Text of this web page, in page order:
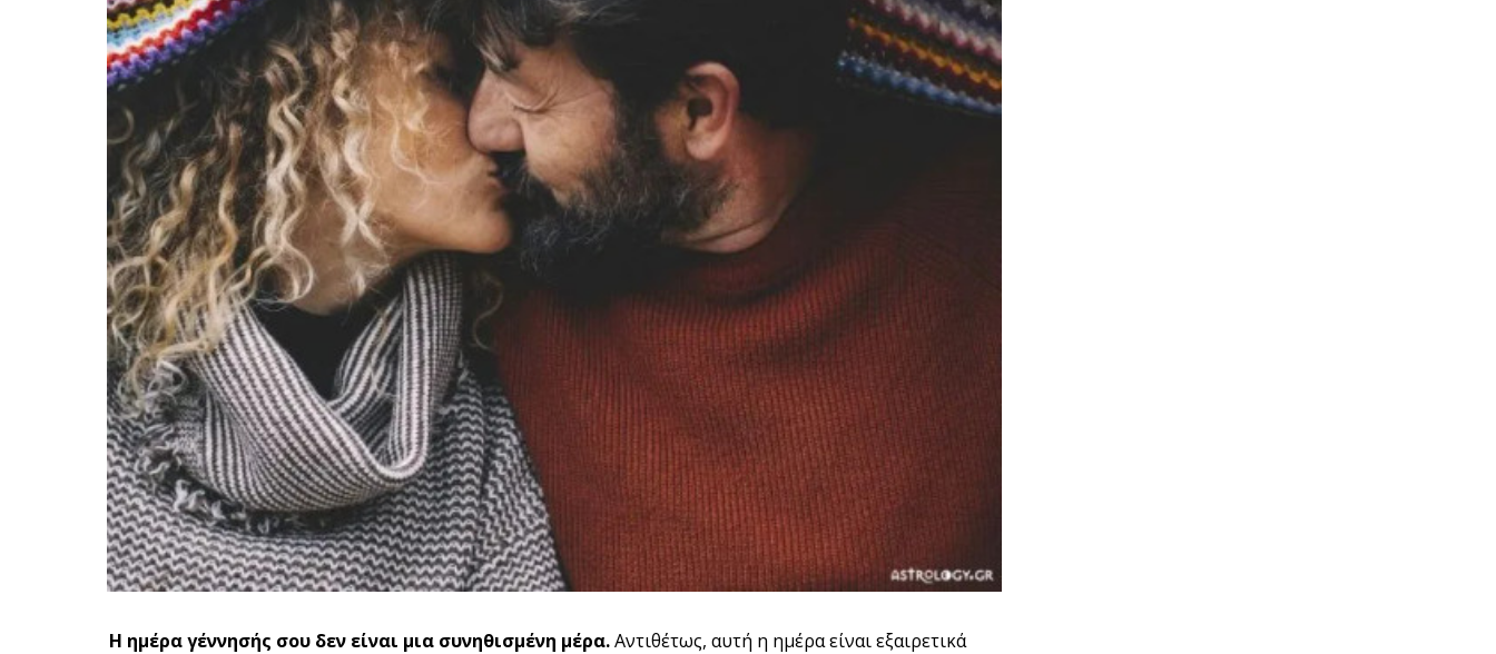
Η ημέρα γέννησής σου δεν είναι μια συνηθισμένη μέρα.Αντιθέτως, αυτή η ημέρα είναι εξαιρετικά